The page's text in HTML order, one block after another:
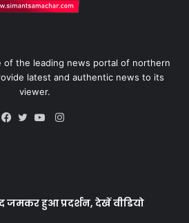
of the leading news portal of northern
latest and authentic news to its
viewer.
Instagram
जमकर हुआ प्रदर्शन, देखें वीडियो